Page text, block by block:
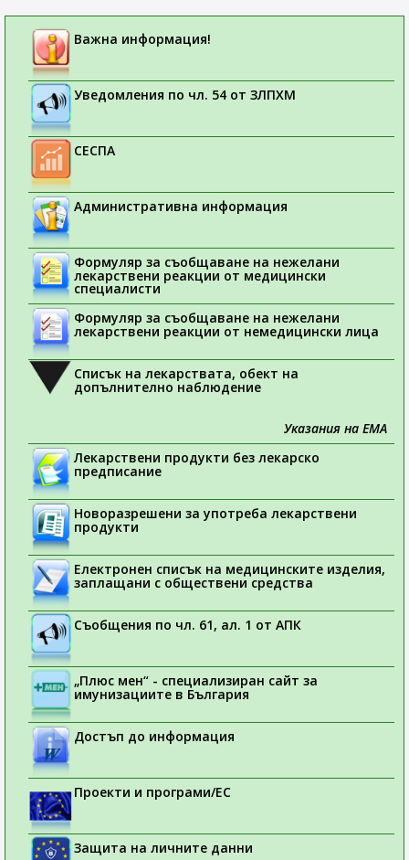
Важна информация!
Уведомления по чл. 54 от ЗЛПХМ
СЕСПА
Административна информация
Формуляр за съобщаване на нежелани
лекарствени реакции от медицински
специалисти
Формуляр за съобщаване на нежелани
лекарствени реакции от немедицински лица
Списък на лекарствата, обект на
допълнително наблюдение
Указания на ЕМА
Лекарствени продукти без лекарско
предписание
Новоразрешени за употреба лекарствени
продукти
Електронен списък на медицинските изделия,
заплащани с обществени средства
Съобщения по чл. 61, ал. 1 от АПК
„Плюс мен“ - специализиран сайт за
имунизациите в България
Достъп до информация
Проекти и програми/ЕС
Защита на личните данни